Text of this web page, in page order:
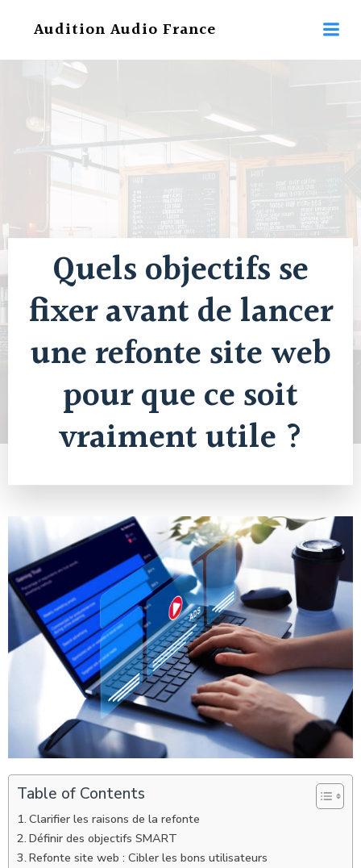
au
Audition Audio France
Quels objectifs se
fixer avant de lancer
une refonte site web
pour que ce soit
vraiment utile ?
Table of Contents
Clarifier les raisons de la refonte
Définir des objectifs SMART
Refonte site web : Cibler les bons utilisateurs